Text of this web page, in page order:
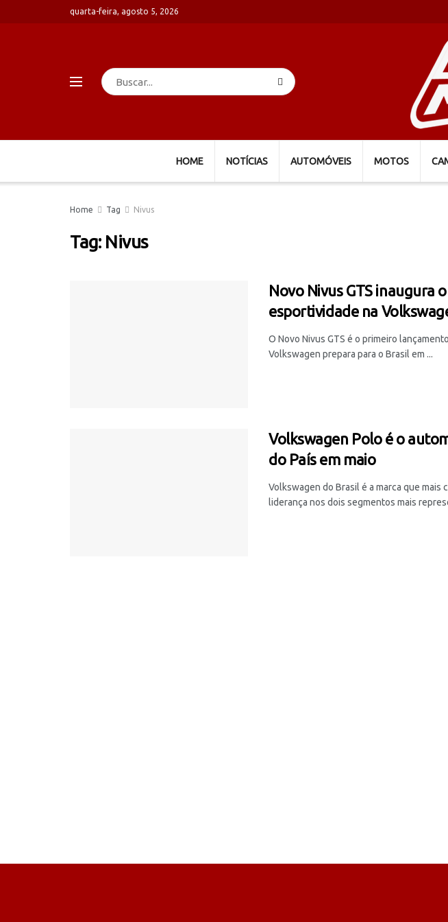
quarta-feira, agosto 5, 2026
HOME NOTÍCIAS AUTOMÓVEIS MOTOS
Home Tag Nivus
Tag: Nivus
Novo Nivus GTS inaugura
esportividade na
O Novo Nivus GTS é o primeiro
Volkswagen prepara para o Brasil em ...
Volkswagen Polo é o
do País em maio
Volkswagen do Brasil é a marca que mais
liderança nos dois segmentos mais